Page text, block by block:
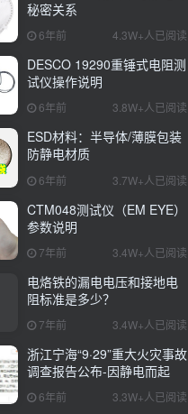
秘密关系
6年前 4.3W+人已阅读
DESCO 19290重锤式电阻测
试仪操作说明
6年前 3.8W+人已阅读
ESD材料：半导体/薄膜包装
防静电材质
6年前 3.7W+人已阅读
CTM048测试仪（EM EYE）
参数说明
7年前 3.4W+人已阅读
电烙铁的漏电电压和接地电
阻标准是多少？
7年前 3.4W+人已阅读
浙江宁海“9·29”重大火灾事故
调查报告公布-因静电而起
6年前 3.3W+人已阅读